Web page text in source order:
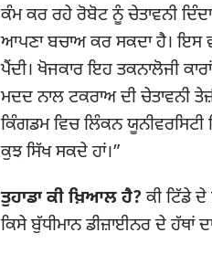
ਕੰਮ ਕਰ ਰਹੇ ਰੋਬੋਟ ਨੂੰ ਚੇਤਾਵਨੀ
ਆਪਣਾ ਬਚਾਅ ਕਰ ਸਕਦਾ ਹੈ। ਇਸ
ਪੈਂਦੀ। ਖੋਜਕਾਰ ਇਹ ਤਕਨਾਲੋਜੀ
ਮਦਦ ਨਾਲ ਟਕਰਾਅ ਦੀ ਚੇਤਾਵਨੀ
ਕਿੰਗਡਮ ਵਿਚ ਲਿੰਕਨ
ਕੁਝ ਸਿੱਖ ਸਕਦੇ ਹਾਂ।”
ਤੁਹਾਡਾ ਕੀ ਖ਼ਿਆਲ ਹੈ?ਕੀ ਟਿੱਡੇ ਦੇ
ਕਿਸੇ ਬੁੱਧੀਮਾਨ ਡੀਜ਼ਾਈਨਰ ਦੇ ਹੱਥਾਂ